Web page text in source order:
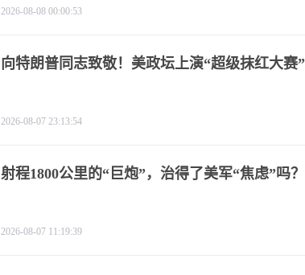
2026-08-08 00:00:53
向特朗普同志致敬！美政坛上演“超级抹红大赛”
2026-08-07 23:13:54
射程1800公里的“巨炮”，治得了美军“焦虑”吗？
2026-08-07 11:19:39